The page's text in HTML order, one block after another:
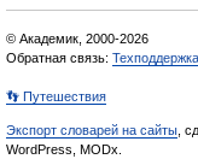
© Академик, 2000-2026
Обратная связь: Техподдержка
👣 Путешествия
Экспорт словарей на сайты ,
WordPress, MODx.